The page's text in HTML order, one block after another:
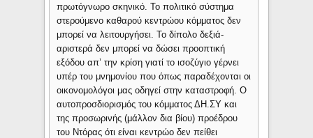
πρωτόγνωρο σκηνικό. Το πολιτικό σύστημα
στερούμενο καθαρού κεντρώου κόμματος δεν
μπορεί να λειτουργήσει. Το δίπολο δεξιά-
αριστερά δεν μπορεί να δώσει προοπτική
εξόδου απ’ την κρίση γιατί το ισοζύγιο γέρνει
υπέρ του μνημονίου που όπως παραδέχονται οι
οικονομολόγοι μας οδηγεί στην καταστροφή. Ο
αυτοπροσδιορισμός του κόμματος ΔΗ.ΣΥ και
της προσωρινής (μάλλον δια βίου) προέδρου
του Ντόρας ότι είναι κεντρώο δεν πείθει